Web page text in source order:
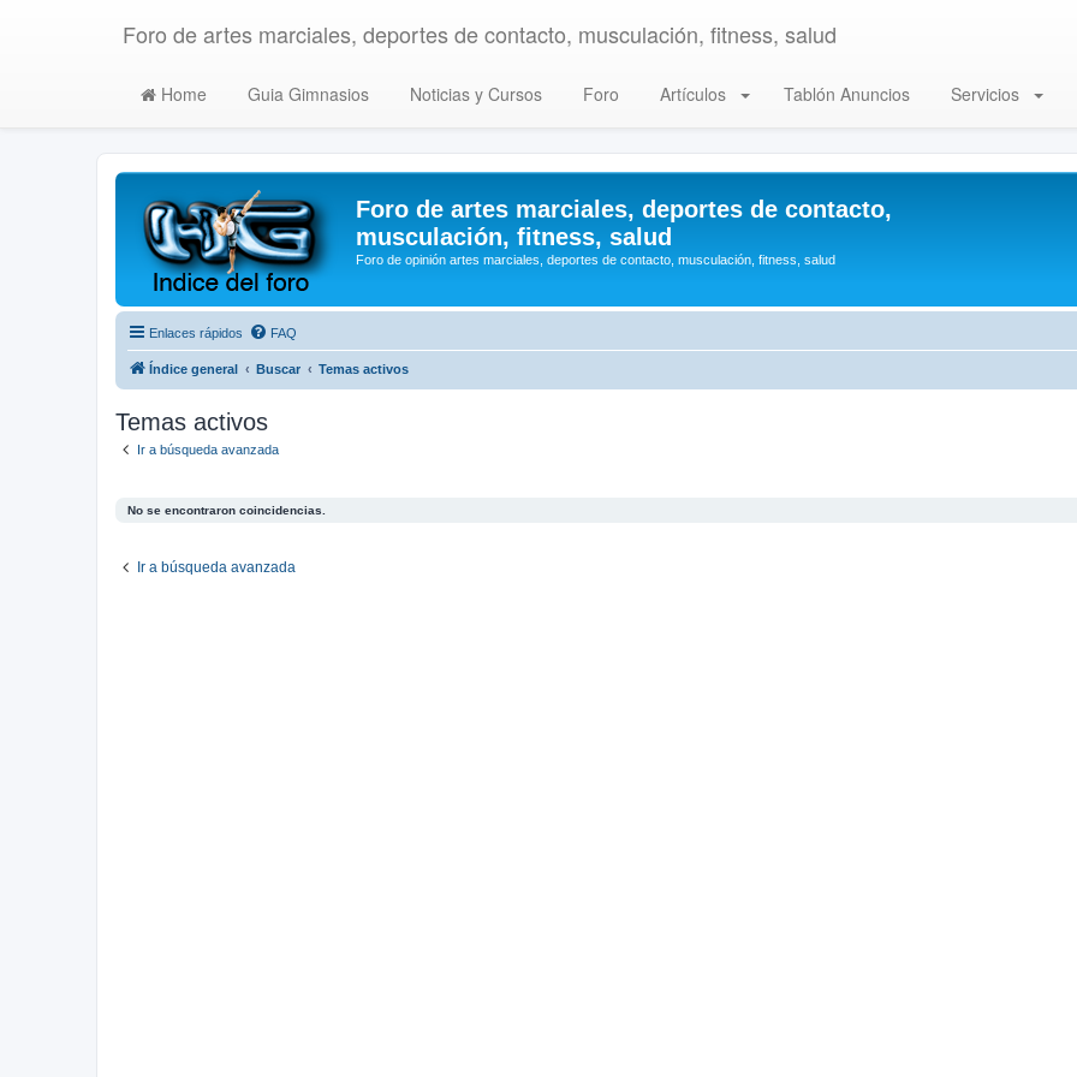
Foro de artes marciales, deportes de contacto, musculación, fitness, salud
Home Guia Gimnasios Noticias y Cursos Foro Artículos Tablón Anuncios Servicios
Foro de artes marciales, deportes de contacto,
musculación, fitness, salud
Foro de opinión artes marciales, deportes de contacto, musculación, fitness, salud
Enlaces rápidos FAQ
Índice general Buscar Temas activos
Temas activos
Ir a búsqueda avanzada
No se encontraron coincidencias.
Ir a búsqueda avanzada